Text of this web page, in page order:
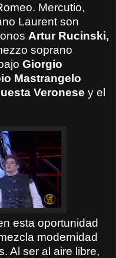
Mercutio,
Laurent son
Artur Rucinski,
soprano
Giorgio
Mastrangelo
Veronese y el
esta oportunidad
modernidad
Al ser al aire libre,